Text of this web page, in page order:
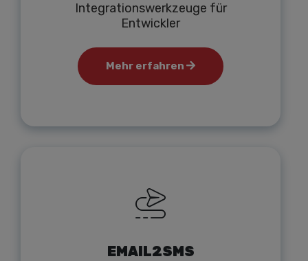
Integrationswerkzeuge für
Entwickler
Mehr erfahren
EMAIL2SMS